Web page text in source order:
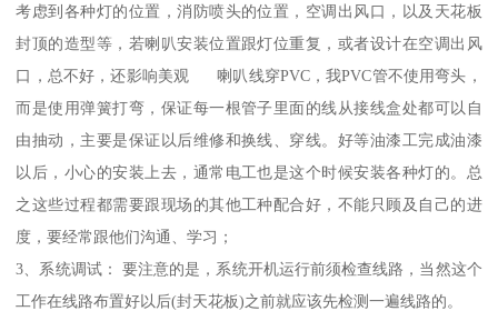
考虑到各种灯的位置，消防喷头的位置，空调出风口，以及天花板
封顶的造型等，若喇叭安装位置跟灯位重复，或者设计在空调出风
口，总不好，还影响美观 喇叭线穿PVC，我PVC管不使用弯头，
而是使用弹簧打弯，保证每一根管子里面的线从接线盒处都可以自
由抽动，主要是保证以后维修和换线、穿线。好等油漆工完成油漆
以后，小心的安装上去，通常电工也是这个时候安装各种灯的。总
之这些过程都需要跟现场的其他工种配合好，不能只顾及自己的进
度，要经常跟他们沟通、学习；
3、系统调试： 要注意的是，系统开机运行前须检查线路，当然这个
工作在线路布置好以后(封天花板)之前就应该先检测一遍线路的。